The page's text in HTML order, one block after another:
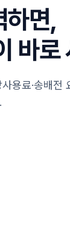
하면,
바로
용료·송배전